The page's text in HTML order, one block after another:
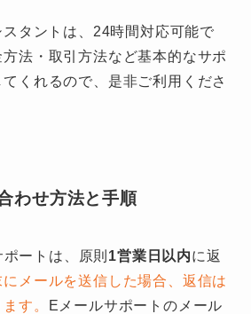
タントは、24時間対応可能で
法・取引方法など基本的なサポ
くれるので、是非ご利用くださ
わせ方法と手順
ートは、原則 1営業日以内に返
にメールを送信した場合、返信は
す。
Eメールサポートのメール